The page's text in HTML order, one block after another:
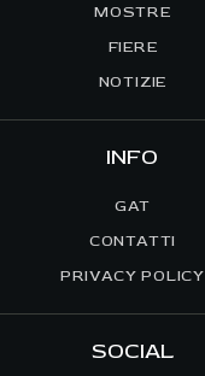
MOSTRE
FIERE
NOTIZIE
INFO
GAT
CONTATTI
PRIVACY POLICY
SOCIAL